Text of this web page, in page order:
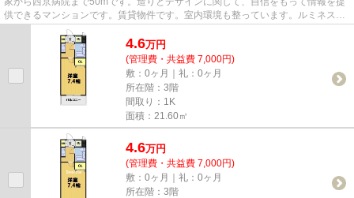
供できるマンションです。賃貸物件です。室内環境も整っています。ルミネスプ
ラザの詳しい情報。阪急京都本...
4.6万円
(管理費・共益費 7,000円)
敷：0ヶ月｜礼：0ヶ月
所在階：3階
間取り：1K
面積：21.60㎡
4.6万円
(管理費・共益費 7,000円)
敷：0ヶ月｜礼：0ヶ月
所在階：3階